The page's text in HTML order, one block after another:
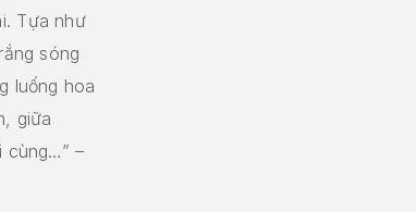
Tựa như
sóng
luống hoa
giữa
cùng…” –